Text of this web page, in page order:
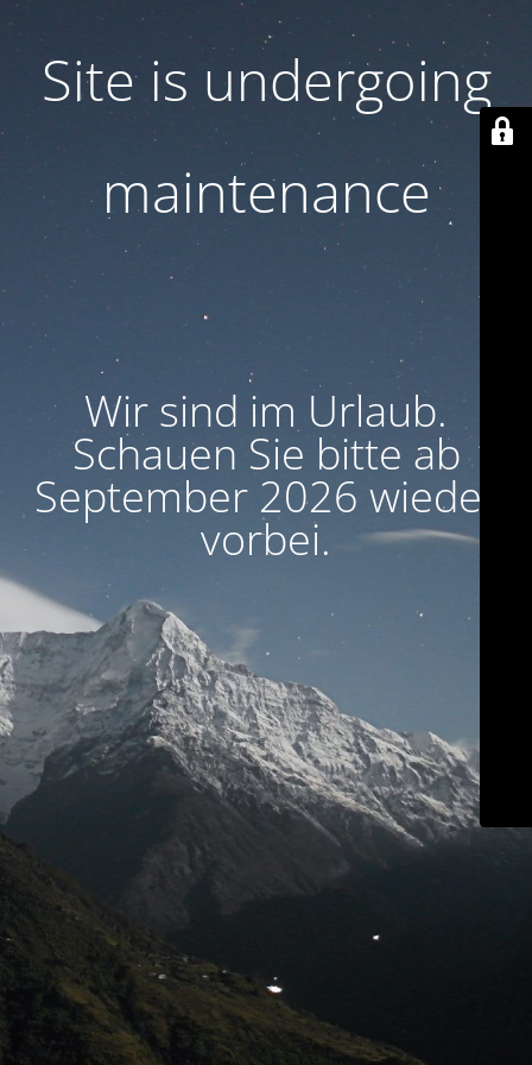
Site is undergoing
maintenance
Wir sind im Urlaub.
Schauen Sie bitte ab
September 2026 wieder
vorbei.